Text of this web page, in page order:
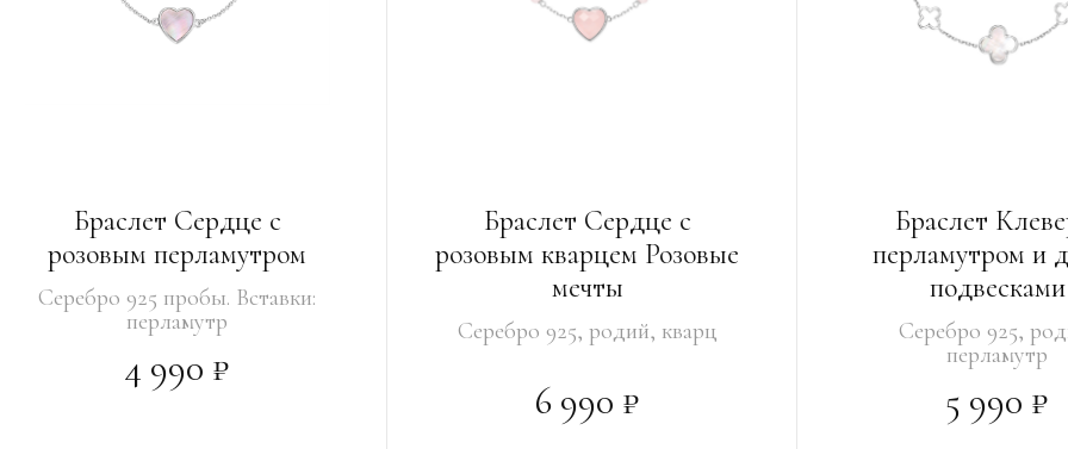
Браслет Сердце с
розовым перламутром
Серебро 925 пробы. Вставки:
перламутр
4 990 ₽
Браслет Сердце с
розовым кварцем Розовые
мечты
Серебро 925, родий, кварц
6 990 ₽
Браслет
перламутром и
подвесками
Серебро 925,
перламутр
5 990 ₽